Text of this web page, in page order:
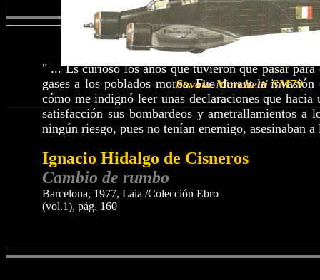
Savoia-Marchetti SM79
" ... Es curioso los años que tuvieron que pasar
gases a los poblados moros. Fue durant la
cómo me indignó leer unas declaraciones que
satisfacción sus bombardeos y ametrallamientos a
ningún riesgo, pues no tenían enemigo, asesinaban
Ignacio Hidalgo de Cisneros
Cambio de rumbo
Barcelona, 1977, Laia /Colección Ebro
(vol.1), pág. 160